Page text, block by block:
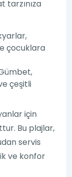
tarzınıza
çocuklara
çeşitli
için
Bu plajlar,
servis
ve konfor